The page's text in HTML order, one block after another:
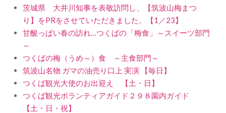
茨城県 大井川知事を表敬訪問し、【筑波山梅まつ
り】をPRをさせていただきました。【1／23】
甘酸っぱい春の訪れ…つくばの「梅食」～スイーツ部門
～
つくばの梅（うめ～）食 ～主食部門～
筑波山名物 ガマの油売り口上 実演 【毎日】
つくば観光大使のお出迎え 【土・日】
つくば観光ボランティアガイド２９８園内ガイド
【土・日・祝】